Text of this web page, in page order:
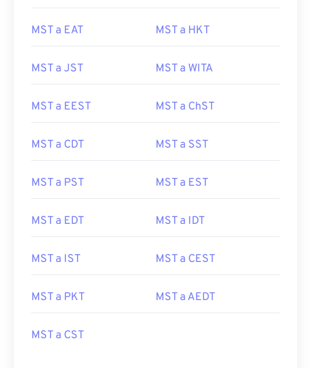
MST a EAT MST a HKT
MST a JST MST a WITA
MST a EEST MST a ChST
MST a CDT MST a SST
MST a PST MST a EST
MST a EDT MST a IDT
MST a IST MST a CEST
MST a PKT MST a AEDT
MST a CST